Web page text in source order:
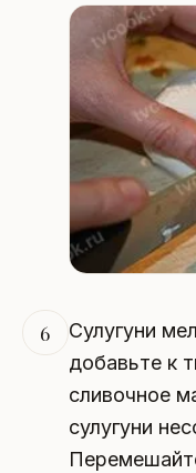
6
Сулугуни
добавьте к
сливочное
сулугуни